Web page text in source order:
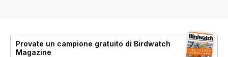
Provate un campione gratuito di Birdwatch
Magazine